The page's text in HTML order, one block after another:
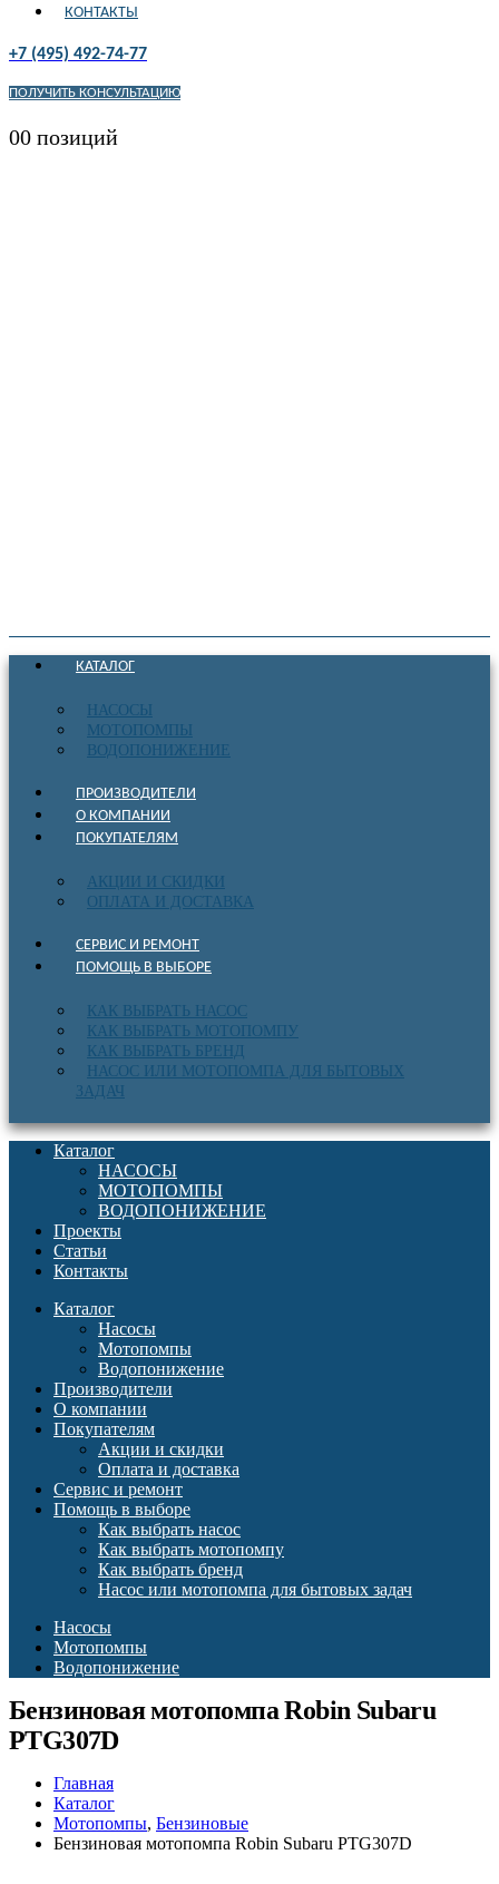
КОНТАКТЫ
+7 (495) 492-74-77
ПОЛУЧИТЬ КОНСУЛЬТАЦИЮ
00 позиций
КАТАЛОГ
НАСОСЫ
МОТОПОМПЫ
ВОДОПОНИЖЕНИЕ
ПРОИЗВОДИТЕЛИ
О КОМПАНИИ
ПОКУПАТЕЛЯМ
АКЦИИ И СКИДКИ
ОПЛАТА И ДОСТАВКА
СЕРВИС И РЕМОНТ
ПОМОЩЬ В ВЫБОРЕ
КАК ВЫБРАТЬ НАСОС
КАК ВЫБРАТЬ МОТОПОМПУ
КАК ВЫБРАТЬ БРЕНД
НАСОС ИЛИ МОТОПОМПА ДЛЯ БЫТОВЫХ
ЗАДАЧ
Каталог
НАСОСЫ
МОТОПОМПЫ
ВОДОПОНИЖЕНИЕ
Проекты
Статьи
Контакты
Каталог
Насосы
Мотопомпы
Водопонижение
Производители
О компании
Покупателям
Акции и скидки
Оплата и доставка
Сервис и ремонт
Помощь в выборе
Как выбрать насос
Как выбрать мотопомпу
Как выбрать бренд
Насос или мотопомпа для бытовых задач
Насосы
Мотопомпы
Водопонижение
Бензиновая мотопомпа Robin Subaru
PTG307D
Главная
Каталог
Мотопомпы, Бензиновые
Бензиновая мотопомпа Robin Subaru PTG307D